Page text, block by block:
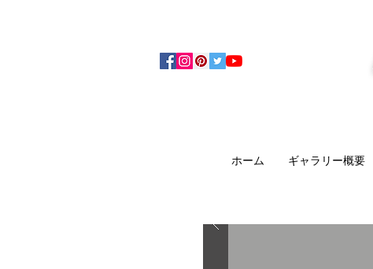
ホーム ギャラリー概要